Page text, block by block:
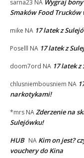
sarna23 NA Wygraj
Smaków Food Trucków
mike NA 17 latek z
Poselll NA 17 latek z
doom7ord NA 17 latek
chlusniembousniem NA
narkotykami!
*mrs NAZderzenie na
Sulejówku!
HUB NA Kim on jest?
vouchery do Kina